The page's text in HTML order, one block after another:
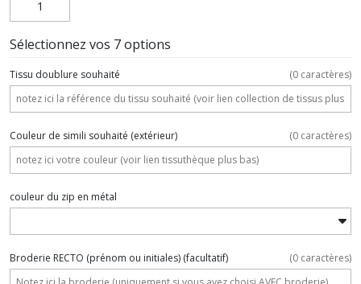
Sélectionnez vos 7 options
Tissu doublure souhaité (0 caractères)
Couleur de simili souhaité (extérieur) (0 caractères)
couleur du zip en métal
Broderie RECTO (prénom ou initiales) (facultatif) (0 caractères)